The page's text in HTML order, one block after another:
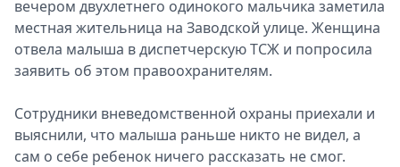
вечером двухлетнего одинокого мальчика заметила
местная жительница на Заводской улице. Женщина
отвела малыша в диспетчерскую ТСЖ и попросила
заявить об этом правоохранителям.
Сотрудники вневедомственной охраны приехали и
выяснили, что малыша раньше никто не видел, а
сам о себе ребенок ничего рассказать не смог.